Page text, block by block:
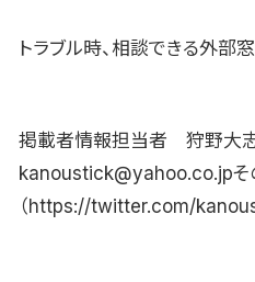
トラブル時、相談できる外部
掲載者情報担当者 狩野大
kanoustick@yahoo.co.jp
（https://twitter.com/